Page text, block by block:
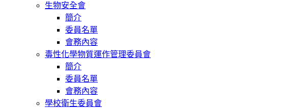
生物安全會
簡介
委員名單
會務內容
毒性化學物質運作管理委員會
簡介
委員名單
會務內容
學校衛生委員會